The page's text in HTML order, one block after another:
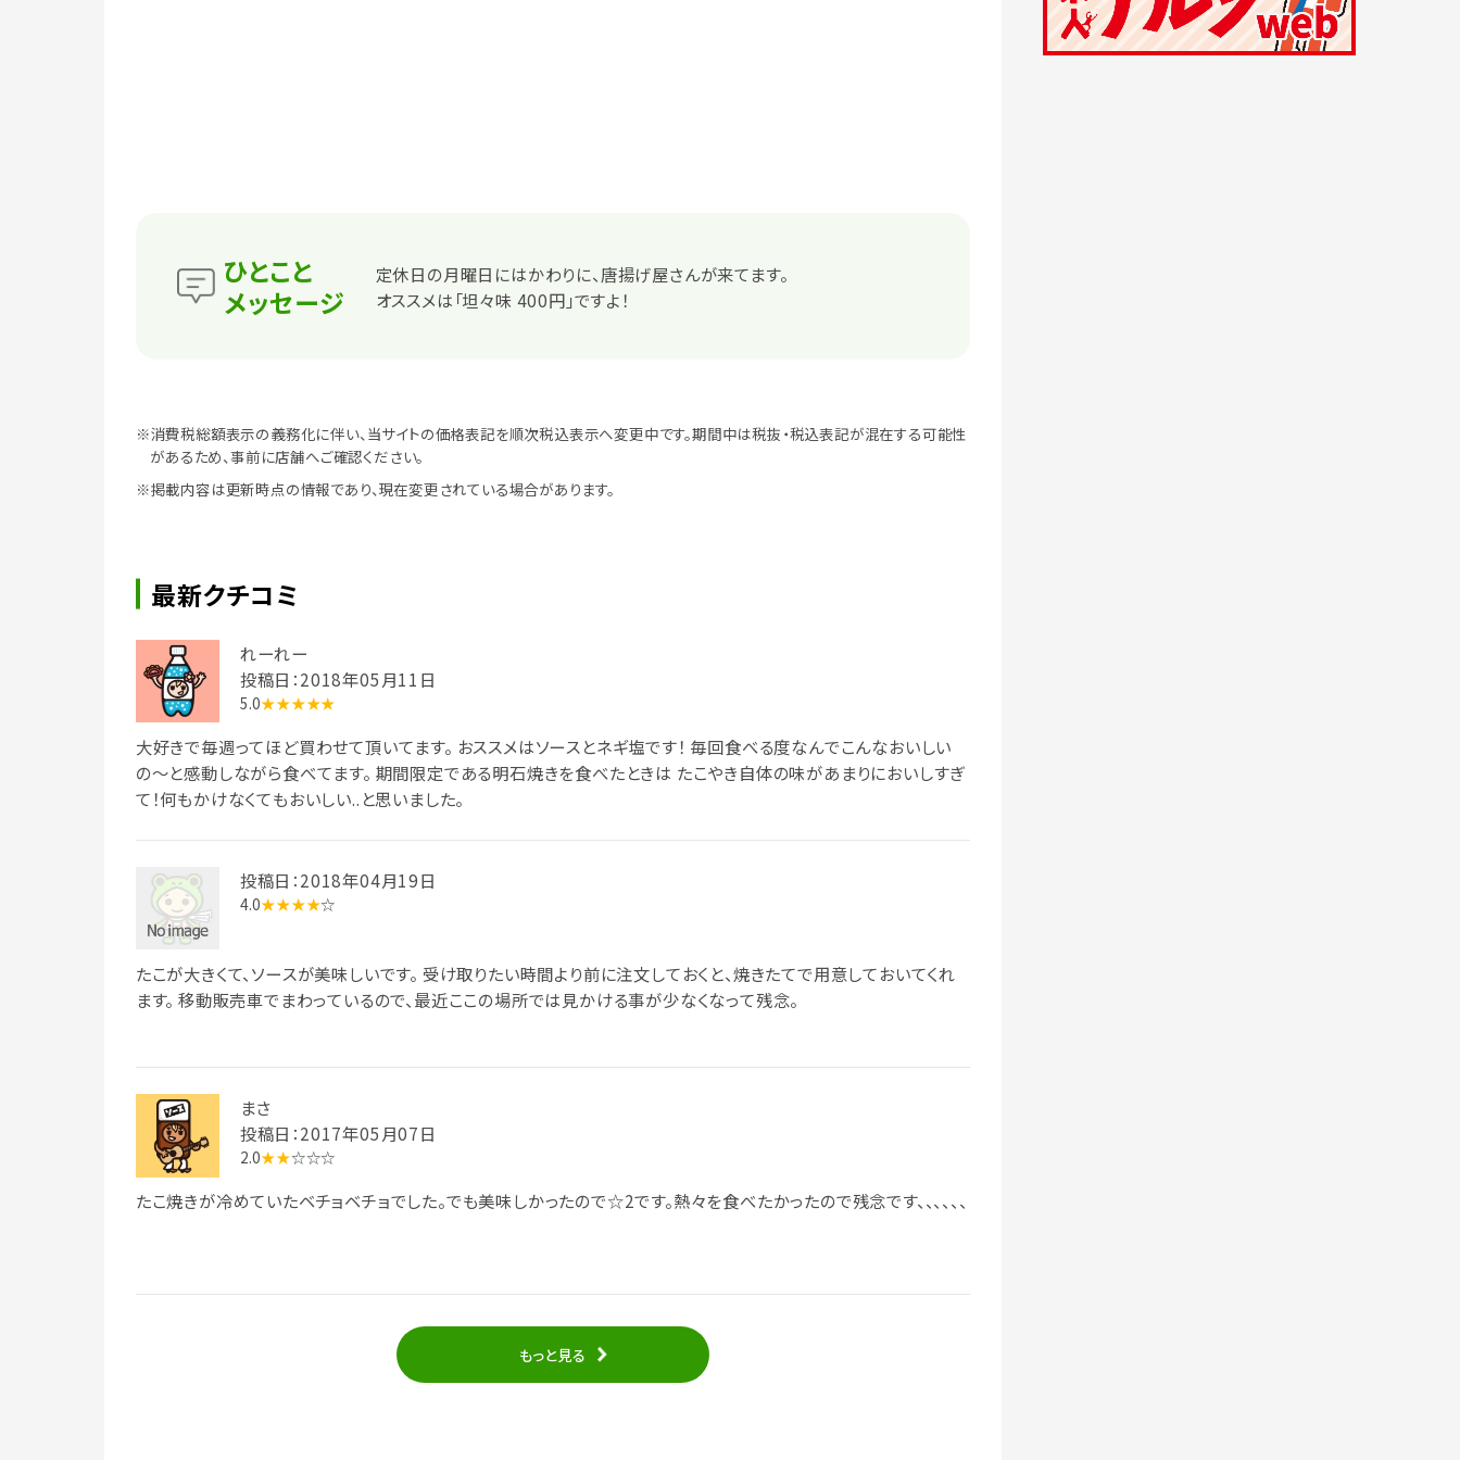
ひとこと
メッセージ
定休日の月曜日にはかわりに、唐揚げ屋さんが来てます。
オススメは「坦々味 400円」ですよ！
※消費税総額表示の義務化に伴い、当サイトの価格表記を順次税込表示へ変更中です。期間中は税抜・税込表記が混在する可能性
があるため、事前に店舗へご確認ください。
※掲載内容は更新時点の情報であり、現在変更されている場合があります。
最新クチコミ
れーれー
投稿日：2018年05月11日
5.0★★★★★
大好きで毎週ってほど買わせて頂いてます。 おススメはソースとネギ塩です！ 毎回食べる度なんでこんなおいしい
の〜と感動しながら食べてます。 期間限定である明石焼きを食べたときは たこやき自体の味があまりにおいしすぎ
て！何もかけなくてもおいしい..と思いました。
投稿日：2018年04月19日
4.0★★★★☆
たこが大きくて、ソースが美味しいです。 受け取りたい時間より前に注文しておくと、焼きたてで用意しておいてくれ
ます。 移動販売車でまわっているので、最近ここの場所では見かける事が少なくなって残念。
まさ
投稿日：2017年05月07日
2.0★★☆☆☆
たこ焼きが冷めていたベチョベチョでした。でも美味しかったので☆2です。熱々を食べたかったので残念です、、、、、、
もっと見る